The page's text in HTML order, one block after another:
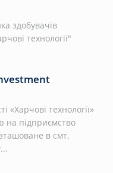
здобувачів
технології"
«Харчові технології»
на підприємство
в смт.